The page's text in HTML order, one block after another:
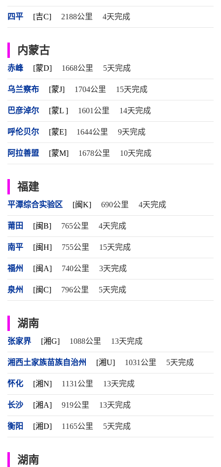
四平 [吉C] 2188公里 4天完成
内蒙古
赤峰 [蒙D] 1668公里 5天完成
乌兰察布 [蒙J] 1704公里 15天完成
巴彦淖尔 [蒙L ] 1601公里 14天完成
呼伦贝尔 [蒙E] 1644公里 9天完成
阿拉善盟 [蒙M] 1678公里 10天完成
福建
平潭综合实验区 [闽K] 690公里 4天完成
莆田 [闽B] 765公里 4天完成
南平 [闽H] 755公里 15天完成
福州 [闽A] 740公里 3天完成
泉州 [闽C] 796公里 5天完成
湖南
张家界 [湘G] 1088公里 13天完成
湘西土家族苗族自治州 [湘U] 1031公里 5天完成
怀化 [湘N] 1131公里 13天完成
长沙 [湘A] 919公里 13天完成
衡阳 [湘D] 1165公里 5天完成
湖南